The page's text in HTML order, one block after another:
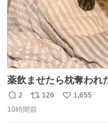
薬飲ませたら枕奪わ
返
信
2
リ
ポ
126
い
1,655
10時間前